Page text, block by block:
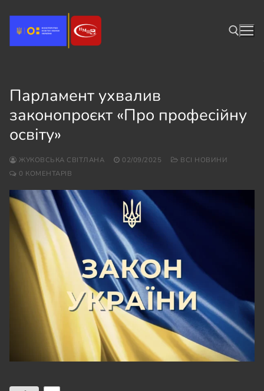
вмісту
Парламент ухвалив
законопроєкт «Про професійну
освіту»
ЖУКОВСЬКА СВІТЛАНА 02/09/2025
ВСІ НОВИНИ
0 КОМЕНТАРІВ